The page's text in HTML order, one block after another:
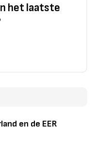
het laatste
en de EER